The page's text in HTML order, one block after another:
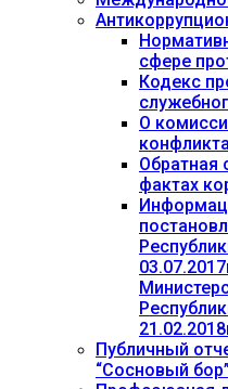
сфере
Кодекс
О
Обратная
фактах
Публичный
“Сосновый бор”